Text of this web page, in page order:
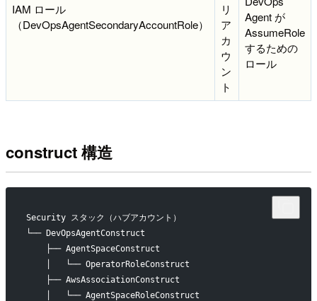
IAM ロール
（DevOpsAgentSecondaryAccountRole）
リ
ア
カ
ウ
ン
ト
Agent が
AssumeRole
するための
ロール
construct 構造
Security スタック（ハブアカウント）
└── DevOpsAgentConstruct
    ├── AgentSpaceConstruct
    │   └── OperatorRoleConstruct
    ├── AwsAssociationConstruct
    │   └── AgentSpaceRoleConstruct